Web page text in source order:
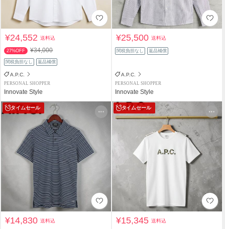
¥24,552送料込
27%OFF ¥34,000
関税負担なし 返品補償
A.P.C.
PERSONAL SHOPPER
Innovate Style
¥25,500送料込
関税負担なし 返品補償
A.P.C.
PERSONAL SHOPPER
Innovate Style
タイムセール
¥14,830送料込
タイムセール
¥15,345送料込